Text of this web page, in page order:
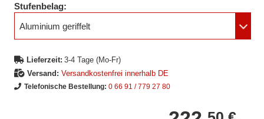
Stufenbelag:
Aluminium geriffelt
Lieferzeit: 3-4 Tage (Mo-Fr)
Versand: Versandkostenfrei innerhalb DE
Telefonische Bestellung: 0 66 91 / 779 27 80